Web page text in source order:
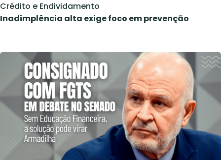
Crédito e Endividamento
Inadimplência alta exige foco em prevenção